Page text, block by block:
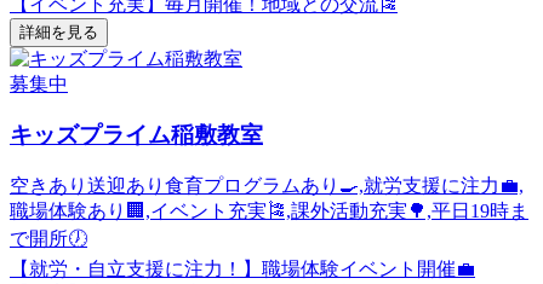
詳細を見る
募集中
キッズプライム稲敷教室
空きあり 送迎あり 食育プログラムあり🍳,就労支援に注力💼,
職場体験あり🏢,イベント充実🎏,課外活動充実🌳,平日19時ま
で開所🕖
【就労・自立支援に注力！】職場体験イベント開催💼